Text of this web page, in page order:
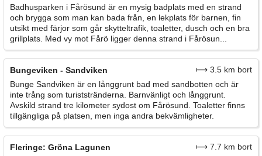
Badhusparken i Fårösund är en mysig badplats med en strand
och brygga som man kan bada från, en lekplats för barnen, fin
utsikt med färjor som går skytteltrafik, toaletter, dusch och en bra
grillplats. Med vy mot Fårö ligger denna strand i Fårösun...
Bungeviken - Sandviken
⟼ 3.5 km bort
Bunge Sandviken är en långgrunt bad med sandbotten och är
inte trång som turiststränderna. Barnvänligt och långgrunt.
Avskild strand tre kilometer sydost om Fårösund. Toaletter finns
tillgängliga på platsen, men inga andra bekvämligheter.
Fleringe: Gröna Lagunen
⟼ 7.7 km bort